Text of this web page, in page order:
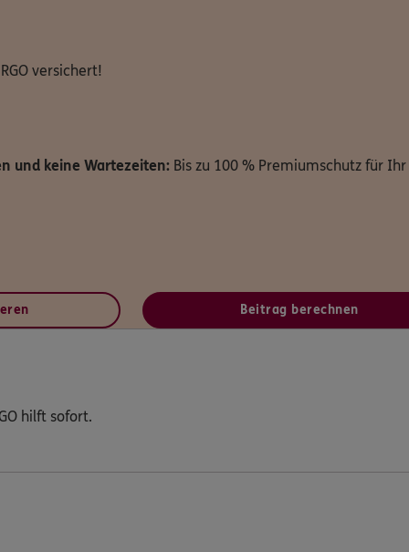
versichert!
und keine Wartezeiten: Bis zu 100 % Premiumschutz für Ihr
Beitrag berechnen
hilft sofort.